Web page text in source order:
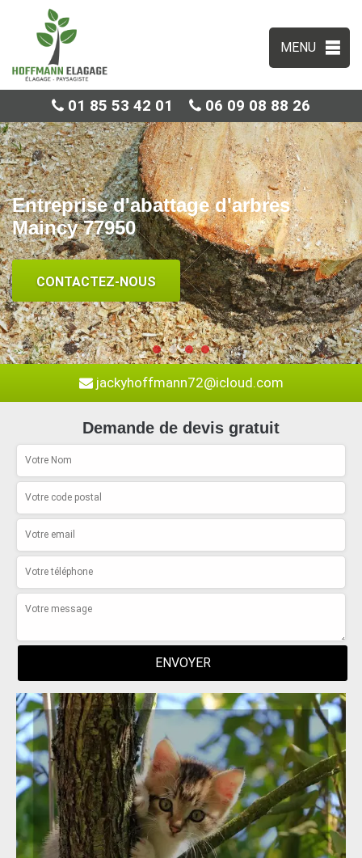
MENU
01 85 53 42 01 06 09 08 88 26
Entreprise d'abattage d'arbres
Maincy 77950
CONTACTEZ-NOUS
jackyhoffmann72@icloud.com
Demande de devis gratuit